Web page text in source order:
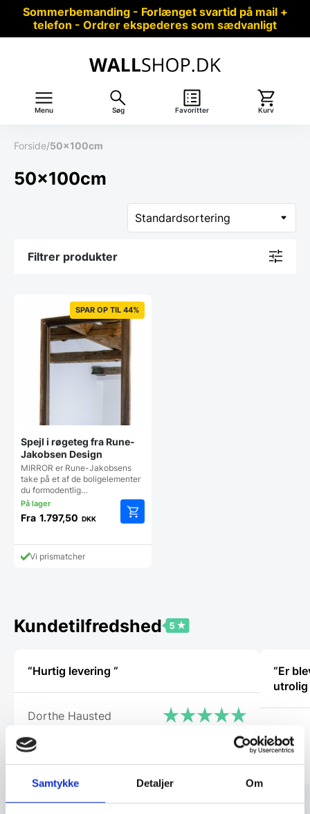
Samtykke Detaljer Om
Sommerbemanding - Forlænget svartid på mail +
telefon - Ordrer ekspederes som sædvanligt
Menu Søg Favoritter Kurv
Forside/50x100cm
50x100cm
Filtrer produkter
SPAR OP TIL 44%
Spejl i røgeteg fra Rune-
Jakobsen Design
MIRROR er Rune-Jakobsens
take på et af de boligelementer
du formodentlig…
Fra 1.797,50 DKK
vare
vælges
på
Vi prismatcher
Kundetilfredshed
“Hurtig levering “
Dorthe Hausted
“Er
utrolig